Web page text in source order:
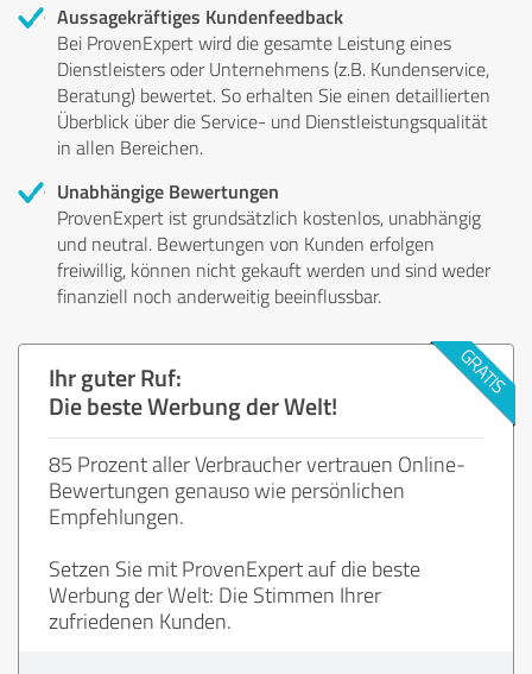
Aussagekräftiges Kundenfeedback
Bei ProvenExpert wird die gesamte Leistung eines
Dienstleisters oder Unternehmens (z.B. Kundenservice,
Beratung) bewertet. So erhalten Sie einen detaillierten
Überblick über die Service- und Dienstleistungsqualität
in allen Bereichen.
Unabhängige Bewertungen
ProvenExpert ist grundsätzlich kostenlos, unabhängig
und neutral. Bewertungen von Kunden erfolgen
freiwillig, können nicht gekauft werden und sind weder
finanziell noch anderweitig beeinflussbar.
Ihr guter Ruf:
Die beste Werbung der Welt!
85 Prozent aller Verbraucher vertrauen Online-
Bewertungen genauso wie persönlichen
Empfehlungen.
Setzen Sie mit ProvenExpert auf die beste
Werbung der Welt: Die Stimmen Ihrer
zufriedenen Kunden.